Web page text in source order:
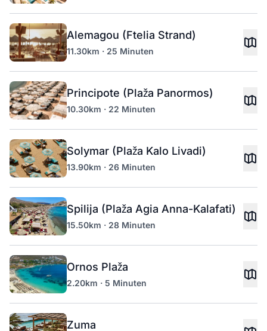
Alemagou (Ftelia Strand)
11.30km · 25 Minuten
Principote (Plaža Panormos)
10.30km · 22 Minuten
Solymar (Plaža Kalo Livadi)
13.90km · 26 Minuten
Spilija (Plaža Agia Anna-Kalafati)
15.50km · 28 Minuten
Ornos Plaža
2.20km · 5 Minuten
Zuma